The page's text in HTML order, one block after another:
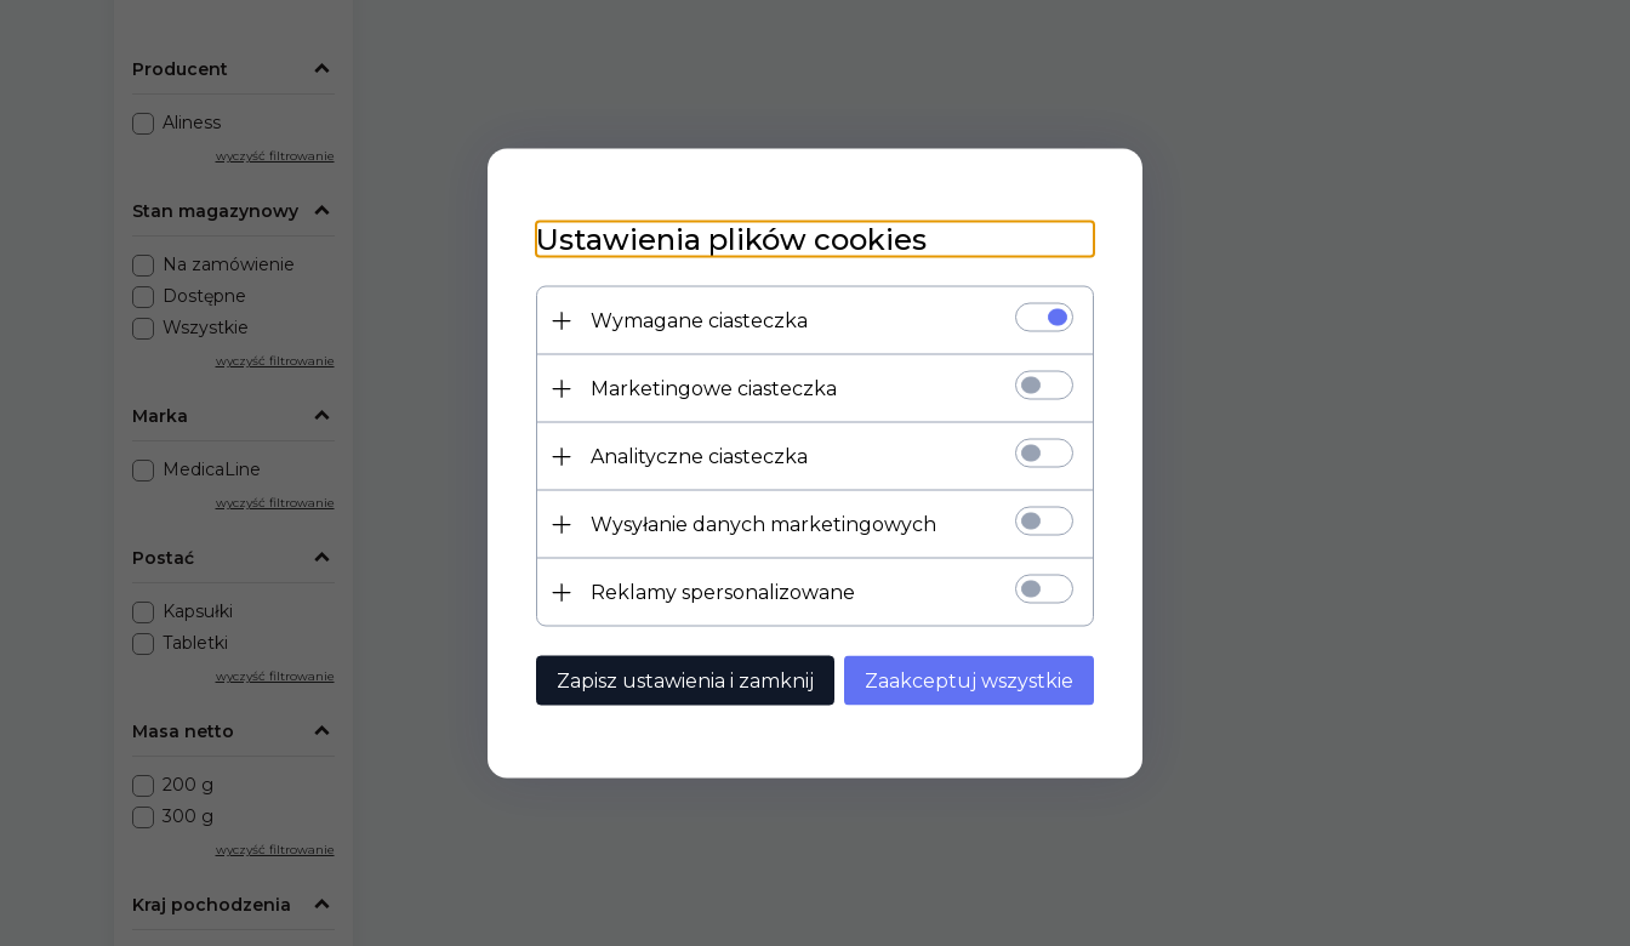
Producent
Aliness
wyczyść filtrowanie
Stan magazynowy
Na zamówienie
Dostępne
Wszystkie
wyczyść filtrowanie
Marka
MedicaLine
wyczyść filtrowanie
Postać
Kapsułki
Tabletki
wyczyść filtrowanie
Masa netto
200 g
300 g
wyczyść filtrowanie
Kraj pochodzenia
Ustawienia plików cookies
Wymagane ciasteczka
Marketingowe ciasteczka
Analityczne ciasteczka
Wysyłanie danych marketingowych
Reklamy spersonalizowane
Zapisz ustawienia i zamknij Zaakceptuj wszystkie